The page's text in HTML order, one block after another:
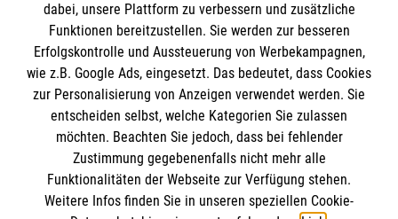
BIC: GENODED 1PA7
Newsletter abonnieren
dabei, unsere Plattform zu verbessern und zusätzliche
Funktionen bereitzustellen. Sie werden zur besseren
Erfolgskontrolle und Aussteuerung von Werbekampagnen,
wie z.B. Google Ads, eingesetzt. Das bedeutet, dass Cookies
zur Personalisierung von Anzeigen verwendet werden. Sie
entscheiden selbst, welche Kategorien Sie zulassen
möchten. Beachten Sie jedoch, dass bei fehlender
Zustimmung gegebenenfalls nicht mehr alle
Funktionalitäten der Webseite zur Verfügung stehen.
Weitere Infos finden Sie in unseren speziellen Cookie-